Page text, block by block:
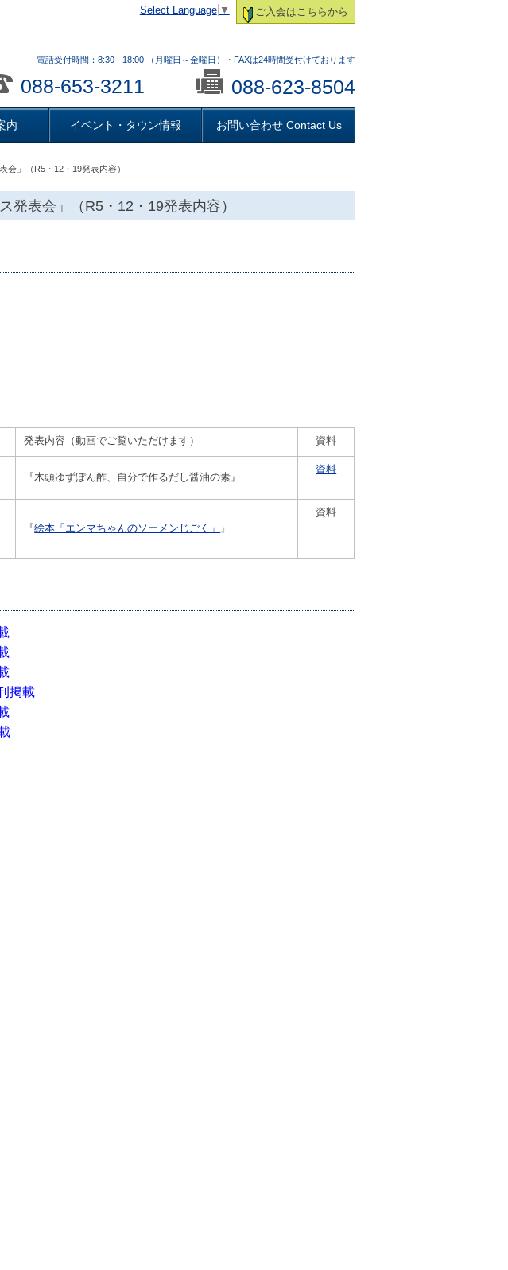
ご入会はこちらから
Select Language ▼
電話受付時間：8:30 - 18:00 （月曜日～金曜日）・FAXは24時間受付けております
088-653-3211 088-623-8504
内 イベント・タウン情報 お問い合わせ Contact Us
会」（R5・12・19発表内容）
発表会」（R5・12・19発表内容）
発表内容（動画でご覧いただけます） 資料
『木頭ゆずぽん酢、自分で作るだし醤油の素』
資料
『絵本「エンマちゃんのソーメンじごく」 』
資料
掲載